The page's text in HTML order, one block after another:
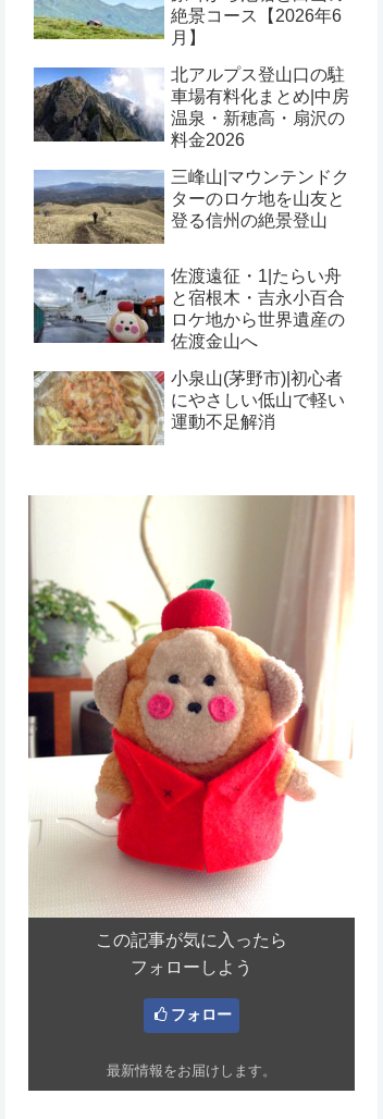
絶景コース【2026年6
月】
北アルプス登山口の駐
車場有料化まとめ|中房
温泉・新穂高・扇沢の
料金2026
三峰山|マウンテンドク
ターのロケ地を山友と
登る信州の絶景登山
佐渡遠征・1|たらい舟
と宿根木・吉永小百合
ロケ地から世界遺産の
佐渡金山へ
小泉山(茅野市)|初心者
にやさしい低山で軽い
運動不足解消
この記事が気に入ったら
フォローしよう
フォロー
最新情報をお届けします。